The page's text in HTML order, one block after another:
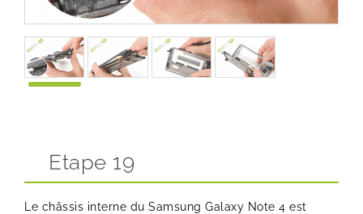
Etape 19
Le châssis interne du Samsung Galaxy Note 4 est